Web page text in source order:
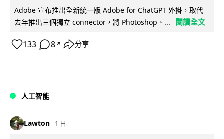
Adobe 宣布推出全新統一版 Adobe for ChatGPT 外掛，取代
去年推出三個獨立 connector，將 Photoshop、...
閱讀全文
133 8 ↗ 分享
人工智能
Lawton 1 日